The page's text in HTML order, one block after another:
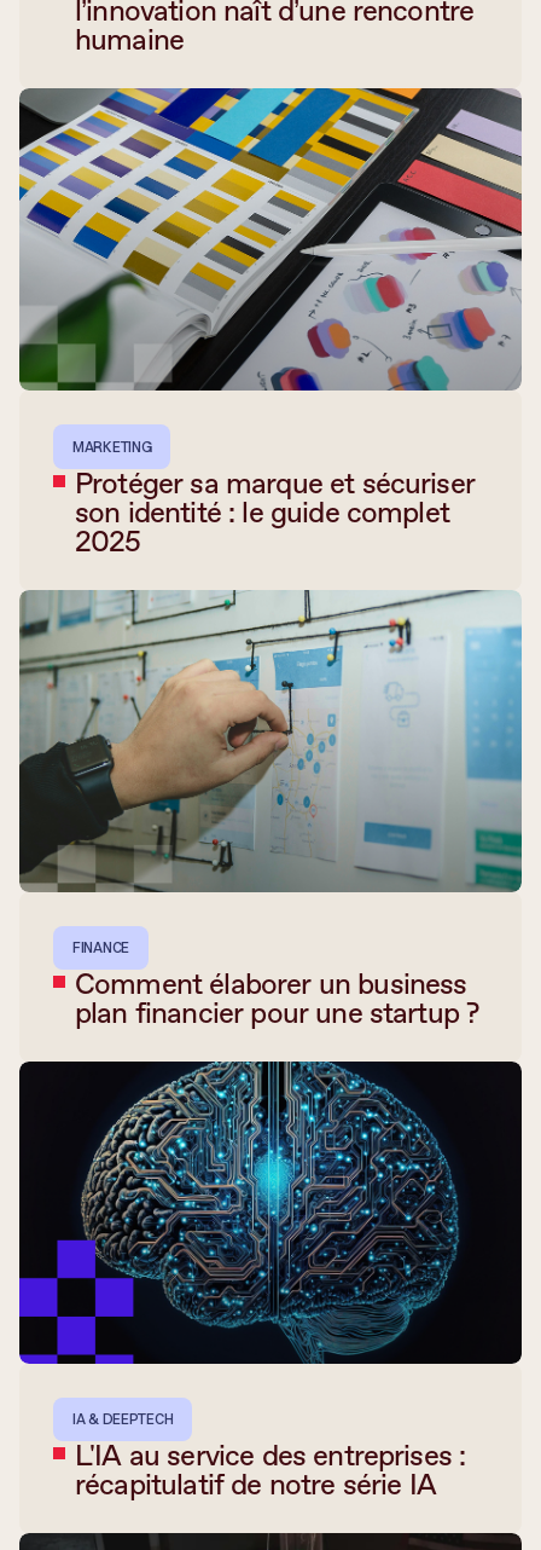
l’innovation naît d’une rencontre
humaine
MARKETING
Protéger sa marque et sécuriser
son identité : le guide complet
2025
FINANCE
Comment élaborer un business
plan financier pour une startup ?
IA & DEEPTECH
L'IA au service des entreprises :
récapitulatif de notre série IA